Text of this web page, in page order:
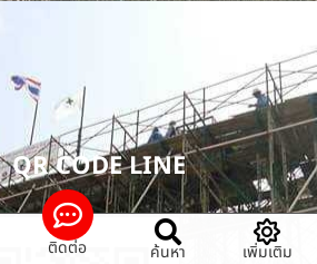
QR CODE LINE
ติดต่อ ค้นหา เพิ่มเติม